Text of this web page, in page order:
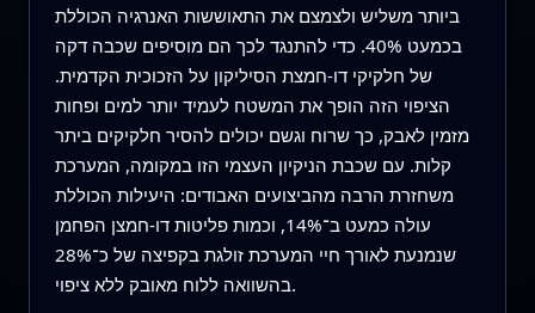
ביותר משליש ולצמצם את התאוששות האנרגיה הכוללת
בכמעט 40%. כדי להתנגד לכך הם מוסיפים שכבה דקה
של חלקיקי דו-חמצת הסיליקון על הזכוכית הקדמית.
הציפוי הזה הופך את המשטח לעמיד יותר למים ופחות
מזמין לאבק, כך שרוח וגשם יכולים להסיר חלקיקים ביתר
קלות. עם שכבת הניקיון העצמי הזו במקומה, המערכת
משחזרת הרבה מהביצועים האבודים: היעילות הכוללת
עולה כמעט ב־14%, וכמות פליטות דו-חמצן הפחמן
שנמנעת לאורך חיי המערכת זולגת בקפיצה של כ־28%
בהשוואה ללוח מאובק ללא ציפוי.